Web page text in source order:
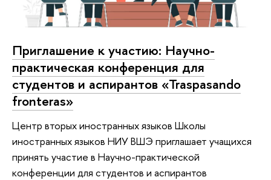
Приглашение к участию: Научно-
практическая конференция для
студентов и аспирантов «Traspasando
fronteras»
Центр вторых иностранных языков Школы
иностранных языков НИУ ВШЭ приглашает учащихся
принять участие в Научно-практической
конференции для студентов и аспирантов